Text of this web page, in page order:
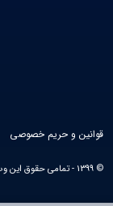
© 1399 - تمامی حقوق این وب سایت متعلق به
قوانین و حریم خصوصی